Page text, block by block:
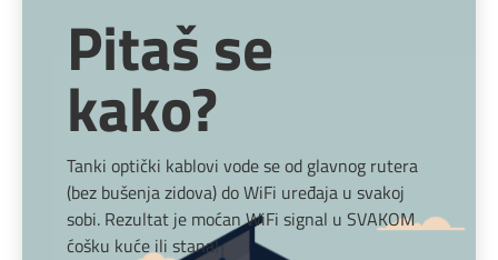
Pitaš se
kako?
Tanki optički kablovi vode se od glavnog rutera
(bez bušenja zidova) do WiFi uređaja u svakoj
sobi. Rezultat je moćan WiFi signal u SVAKOM
ćošku kuće ili stana!